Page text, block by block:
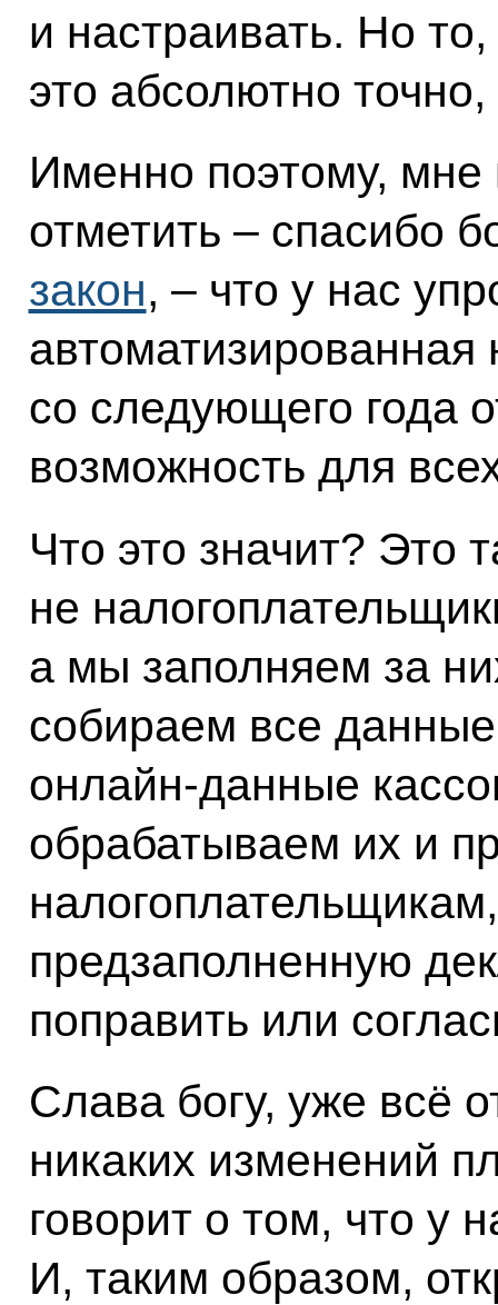
и настраивать. Но
это абсолютно
Именно поэтому, мне
отметить – спасибо
закон, – что у нас
автоматизированная
со следующего года
возможность для
Что это значит? Это
не
а мы заполняем за
собираем все
онлайн-данные
обрабатываем их и
предзаполненную
поправить или
Слава богу, уже всё
никаких изменений
говорит о том, что у
И, таким образом,